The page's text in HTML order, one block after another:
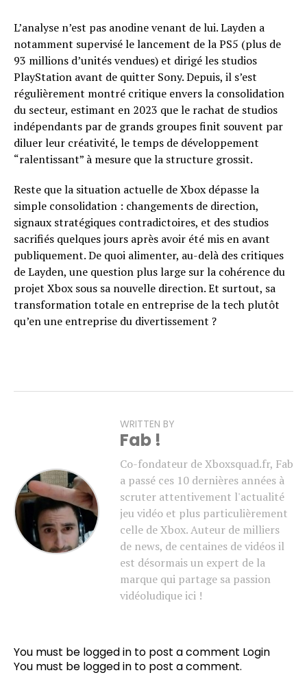
L’analyse n’est pas anodine venant de lui. Layden a
notamment supervisé le lancement de la PS5 (plus de
93 millions d’unités vendues) et dirigé les studios
PlayStation avant de quitter Sony. Depuis, il s’est
régulièrement montré critique envers la consolidation
du secteur, estimant en 2023 que le rachat de studios
indépendants par de grands groupes finit souvent par
diluer leur créativité, le temps de développement
“ralentissant” à mesure que la structure grossit.
Reste que la situation actuelle de Xbox dépasse la
simple consolidation : changements de direction,
signaux stratégiques contradictoires, et des studios
sacrifiés quelques jours après avoir été mis en avant
publiquement. De quoi alimenter, au-delà des critiques
de Layden, une question plus large sur la cohérence du
projet Xbox sous sa nouvelle direction. Et surtout, sa
transformation totale en entreprise de la tech plutôt
qu’en une entreprise du divertissement ?
WRITTEN BY
Fab !
Co-fondateur de Xboxsquad.fr, Fab
a passé ces 10 dernières années à
scruter attentivement l'actualité
jeu vidéo et plus particulièrement
celle de Xbox. Auteur de milliers
de news, de centaines de vidéos il
est désormais un expert de la
marque qui partage sa passion
vidéoludique ici !
You must be logged in to post a comment Login
You must be logged in to post a comment.